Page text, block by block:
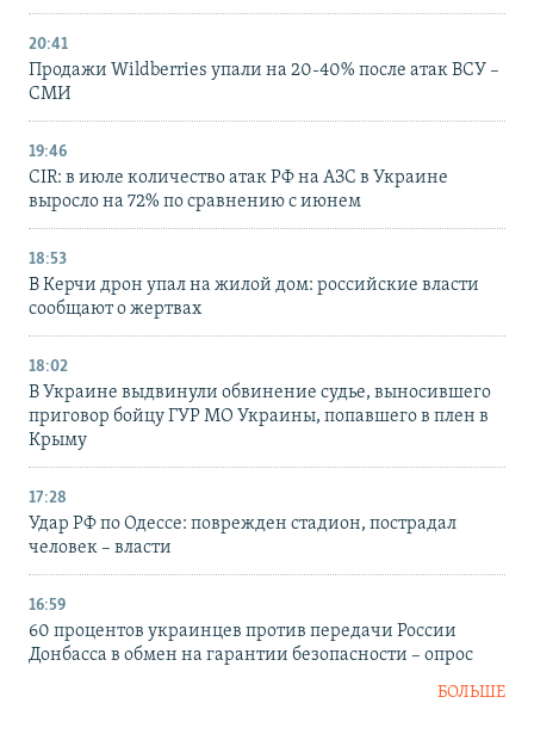
20:41
Продажи Wildberries упали на 20-40% после атак ВСУ –
СМИ
19:46
CIR: в июле количество атак РФ на АЗС в Украине
выросло на 72% по сравнению с июнем
18:53
В Керчи дрон упал на жилой дом: российские власти
сообщают о жертвах
18:02
В Украине выдвинули обвинение судье, выносившего
приговор бойцу ГУР МО Украины, попавшего в плен в
Крыму
17:28
Удар РФ по Одессе: поврежден стадион, пострадал
человек – власти
16:59
60 процентов украинцев против передачи России
Донбасса в обмен на гарантии безопасности – опрос
БОЛЬШЕ